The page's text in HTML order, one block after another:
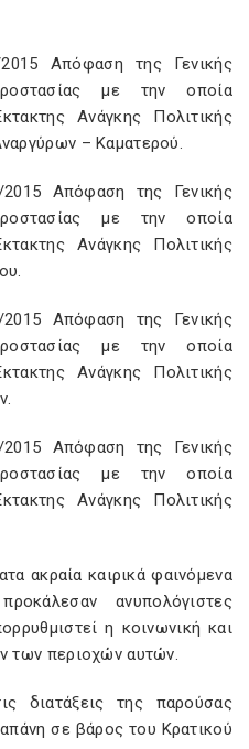
Απόφαση της Γενικής
με την οποία
Ανάγκης Πολιτικής
– Καματερού.
Απόφαση της Γενικής
με την οποία
Ανάγκης Πολιτικής
Απόφαση της Γενικής
με την οποία
Ανάγκης Πολιτικής
Απόφαση της Γενικής
με την οποία
Ανάγκης Πολιτικής
ακραία καιρικά φαινόμενα
ανυπολόγιστες
η κοινωνική και
των περιοχών αυτών.
διατάξεις της παρούσας
σε βάρος του Κρατικού